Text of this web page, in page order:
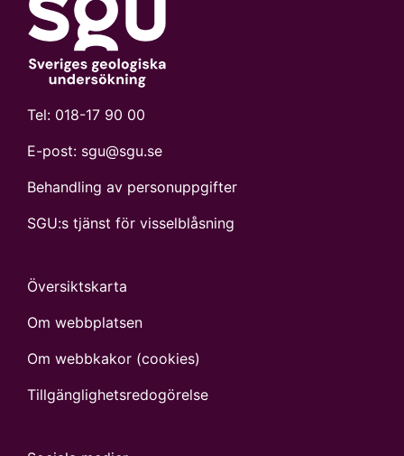
Tel: 018-17 90 00
E-post: sgu@sgu.se
Behandling av personuppgifter
SGU:s tjänst för visselblåsning
Översiktskarta
Om webbplatsen
Om webbkakor (cookies)
Tillgänglighets­redogörelse